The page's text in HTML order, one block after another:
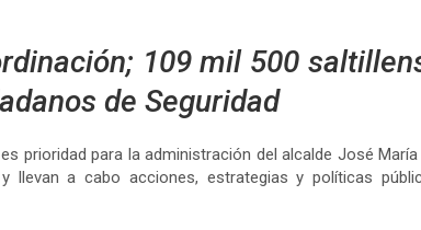
109 mil 500
de Seguridad
prioridad para la administración del alcalde José
llevan a cabo acciones, estrategias y políticas